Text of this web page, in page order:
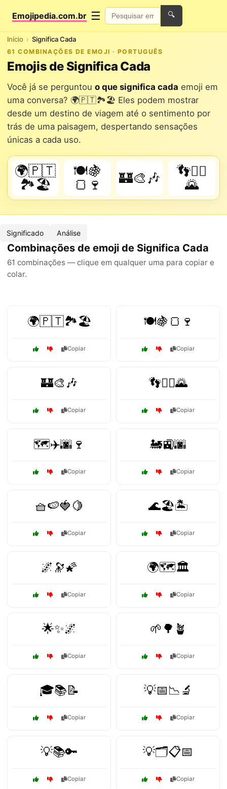
Emojipedia.com.br ☰ 🔍
Início Significa Cada
61 COMBINAÇÕES DE EMOJI · PORTUGUÊS
Emojis de Significa Cada
Você já se perguntou o que significa cada emoji em
uma conversa? 🌍🇵🇹🏞️🏖️ Eles podem mostrar
desde um destino de viagem até o sentimento por
trás de uma paisagem, despertando sensações
únicas a cada uso.
🌍🇵🇹
🏞️🏖️
🍽️🍇
🍞🍷
🏰🎨🎶
👣🚶‍♀️
🌄
Significado Análise
Combinações de emoji de Significa Cada
61 combinações — clique em qualquer uma para copiar e
colar.
🌍🇵🇹🏞️🏖️
Copiar
🍽️🍇🍞🍷
Copiar
🏰🎨🎶
Copiar
👣🚶‍♀️🌄
Copiar
🗺️✈️🌆🍷
Copiar
🚂🚉🌆
Copiar
🧺🍉🍓🍋
Copiar
🌊🏖️🏝️
Copiar
🌌🔭🌠
Copiar
🌍🗺️🏛️
Copiar
🌟✨🌌
Copiar
🌱🌳🪴
Copiar
🎓📚📝
Copiar
💡📅📉🔬
Copiar
💡📚🔑
Copiar
💡🗂️📋📅
Copiar